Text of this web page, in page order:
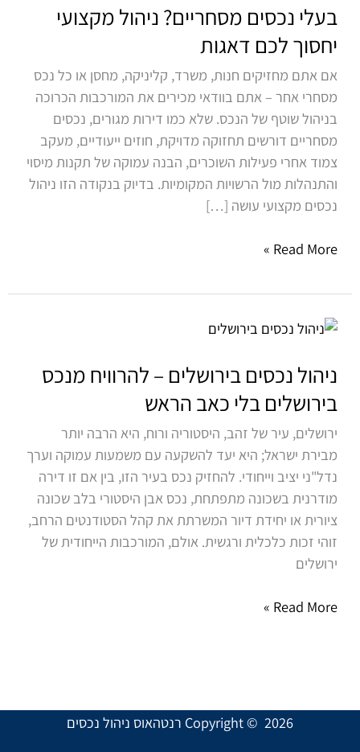
בעלי נכסים מסחריים? ניהול מקצועי
יחסוך לכם דאגות
אם אתם מחזיקים חנות, משרד, קליניקה, מחסן או כל נכס
מסחרי אחר – אתם בוודאי מכירים את המורכבות הכרוכה
בניהול שוטף של הנכס. שלא כמו דירות מגורים, נכסים
מסחריים דורשים תחזוקה מדויקת, חוזים ייעודיים, מעקב
צמוד אחרי פעילות השוכרים, הבנה עמוקה של תקנות מיסוי
והתנהלות מול הרשויות המקומיות. בדיוק בנקודה הזו ניהול
נכסים מקצועי עושה […]
מסחריים?
מקצועי
יחסוך
לכם
דאגות
Read More »
ניהול נכסים בירושלים – להרוויח מנכס
בירושלים בלי כאב הראש
ירושלים, עיר של זהב, היסטוריה ורוח, היא הרבה יותר
מבירת ישראל; היא יעד להשקעה עם משמעות עמוקה וערך
נדל"ני יציב וייחודי. להחזיק נכס בעיר הזו, בין אם זו דירה
מודרנית בשכונה מתפתחת, נכס אבן היסטורי בלב שכונה
ציורית או יחידת דיור המשרתת את קהל הסטודנטים הרחב,
זוהי זכות כלכלית ורגשית. אולם, המורכבות הייחודית של
ירושלים
ניהול
בירושלים
להרוויח
מנכס
בירושלים
בלי
כאב
הראש
Read More »
Copyright © 2026 רנטהאוס ניהול נכסים